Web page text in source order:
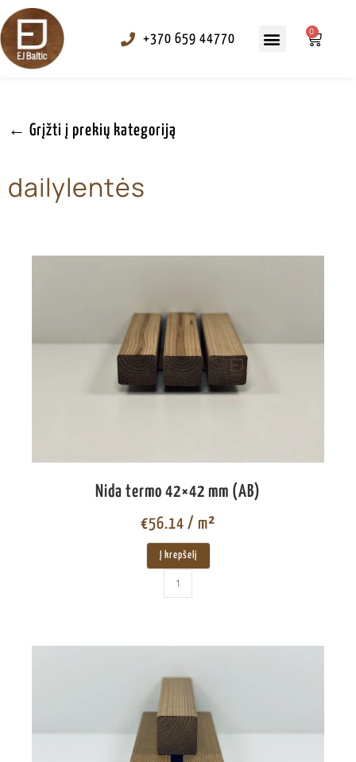
+370 659 44770
0
← Grįžti į prekių kategoriją
dailylentės
Nida termo 42×42 mm (AB)
€56.14 / m²
Į krepšelį